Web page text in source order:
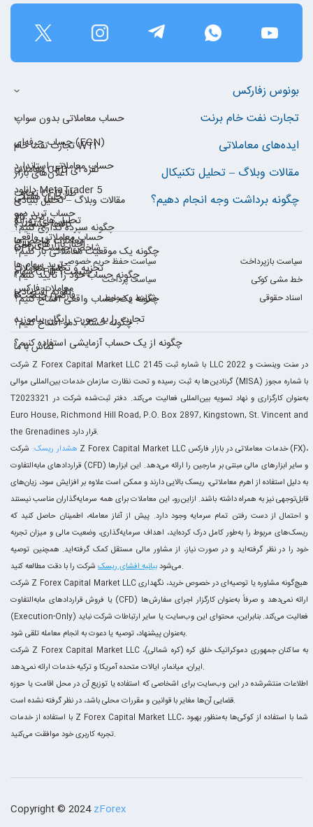
سیاست حفظ حریم خصوصی
سیاست بازپرداخت
سیاست پرداخت
خط مشی کوکی
شرایط و ضوابط
اسناد حقوقی
بونوس زفارکس
حساب معاملاتی بدون سواپ
حساب حرفه‌ای (ECN)
حساب معاملاتی استاندارد
دانلود MetaTrader 5
حساب ترید دمو
حساب معاملاتی واقعی
تجارت نفت خام برنت
تجارت نفت خام WTI
معاملات CFD نقره ای
تجارت CFD طلا
ترید کالا
معاملات شاخص‌ها
ترید سهام ها
معاملات فارکس
ایده‌های معاملاتی
اعلان‌های بازار
تحلیل هفتگی
تحلیل های روزانه
اخبار بازارهای مالی
تجزیه و تحلیل معاملات
تقویم اقتصادی
مقالات وبلاگ – تحلیل تکنیکال
مقالات وبلاگ – تحلیل بنیادی
کالاها چیستند؟
CFD شاخص چیست؟
سهام CFD چیست؟
فارکس چیست؟
تجارت را به صورت رایگان بیاموزید
چگونه از یک حساب آزمایشی استفاده کنیم؟
چگونه برداشت وجه انجام دهیم؟
چگونه سپرده گذاری کنیم؟
چگونه یک موقعیت معاملاتی باز کنیم؟
چگونه حساب خود را تأیید کنیم؟
چگونه یک حساب واقعی افتتاح کنیم؟
چگونه حساب دمو افتتاح کنیم؟
تماس با ما
شرکت Z Forex Capital Market LLC با شماره ثبت 2145 LLC 2022 در سنت وینسنت و
گرنادین‌ها به ثبت رسیده و تحت نظارت سازمان خدمات بین‌المللی موالی (MISA) با شماره مجوز
T2023321 به‌عنوان کارگزاری و نهاد تسویه بین‌المللی فعالیت می‌کند. دفتر ثبت‌شده شرکت در
Euro House, Richmond Hill Road, P.O. Box 2897, Kingstown, St. Vincent and
the Grenadines قرار دارد.
هشدار ریسک: شرکت Z Forex Capital Market LLC خدمات معاملاتی در بازار فارکس (FX)،
قراردادهای مابه‌التفاوت (CFD) و سایر ابزارهای مالی مبتنی بر مارجین را ارائه می‌دهد. این ابزارها
به دلیل استفاده از اهرم معاملاتی، ریسک بالایی دارند و ممکن است علاوه بر افزایش سود، زیان‌های
قابل‌توجهی نیز به همراه داشته باشند. ازاین‌رو، این معاملات برای همه سرمایه‌گذاران مناسب نیستند
و احتمال از دست رفتن تمام سرمایه وجود دارد. پیش از آغاز معامله، اطمینان حاصل کنید که
ریسک‌های مربوط را به‌طور کامل درک کرده‌اید، اهداف سرمایه‌گذاری، وضعیت مالی و میزان تجربه
خود را در نظر گرفته‌اید و در صورت نیاز، از مشاور مالی مستقل کمک گرفته‌اید. همچنین توصیه
می‌شودبیانیه افشای ریسک
شرکت را با دقت مطالعه کنید.
شرکت Z Forex Capital Market LLC هیچ‌گونه مشاوره یا توصیه‌ای در خصوص خرید، نگهداری
یا فروش قراردادهای مابه‌التفاوت (CFD) ارائه نمی‌دهد و صرفاً به‌عنوان کارگزار اجرای سفارش‌ها
(Execution-Only) فعالیت می‌کند. بنابراین، محتوای این وب‌سایت یا سایر ارتباطات شرکت نباید
به‌عنوان پیشنهاد، توصیه یا دعوت به انجام معامله تلقی شود.
شرکت Z Forex Capital Market LLC به ساکنان جمهوری دموکراتیک خلق کره (کره شمالی)،
ایران، میانمار، ایالات متحده آمریکا و ترکیه خدمات ارائه نمی‌دهد.
اطلاعات منتشرشده در این وب‌سایت برای اشخاصی که استفاده یا توزیع آن در محل اقامت یا حوزه
قضایی آن‌ها مغایر با قوانین و مقررات محلی باشد، در نظر گرفته نشده است.
با استفاده از خدمات Z Forex Capital Market LLC، شما با استفاده از کوکی‌ها به‌منظور بهبود
تجربه کاربری خود موافقت می‌کنید.
Copyright © 2024zForex